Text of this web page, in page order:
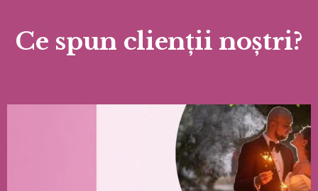
Ce spun clienții noștri?